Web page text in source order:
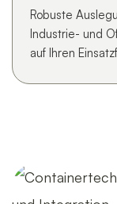
Robuste
Industrie- und
auf Ihren